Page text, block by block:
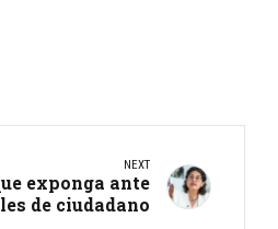
NEXT
exponga ante
de ciudadano